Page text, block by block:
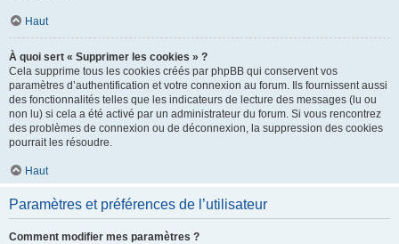
Haut
À quoi sert « Supprimer les cookies » ?
Cela supprime tous les cookies créés par phpBB qui conservent vos
paramètres d’authentification et votre connexion au forum. Ils fournissent aussi
des fonctionnalités telles que les indicateurs de lecture des messages (lu ou
non lu) si cela a été activé par un administrateur du forum. Si vous rencontrez
des problèmes de connexion ou de déconnexion, la suppression des cookies
pourrait les résoudre.
Haut
Paramètres et préférences de l’utilisateur
Comment modifier mes paramètres ?